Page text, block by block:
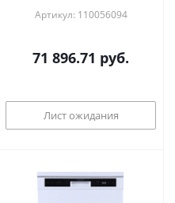
Артикул: 110056094
71 896.71 руб.
Лист ожидания